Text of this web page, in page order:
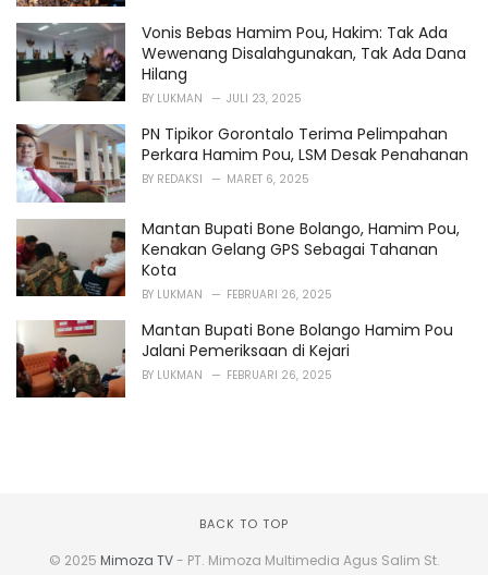
Vonis Bebas Hamim Pou, Hakim: Tak Ada
Wewenang Disalahgunakan, Tak Ada Dana
Hilang
BY LUKMAN JULI 23, 2025
PN Tipikor Gorontalo Terima Pelimpahan
Perkara Hamim Pou, LSM Desak Penahanan
BY REDAKSI MARET 6, 2025
Mantan Bupati Bone Bolango, Hamim Pou,
Kenakan Gelang GPS Sebagai Tahanan
Kota
BY LUKMAN FEBRUARI 26, 2025
Mantan Bupati Bone Bolango Hamim Pou
Jalani Pemeriksaan di Kejari
BY LUKMAN FEBRUARI 26, 2025
BACK TO TOP
© 2025 Mimoza TV- PT. Mimoza Multimedia Agus Salim St.